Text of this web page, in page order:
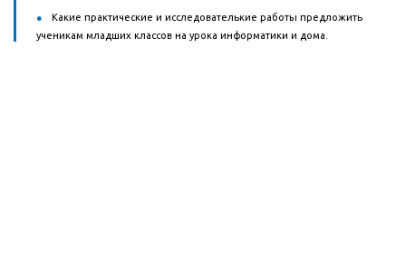
Какие практические и исследователькие работы предложить
ученикам младших классов на урока информатики и дома.